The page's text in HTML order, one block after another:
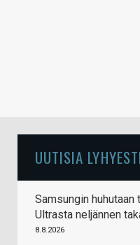
UUTISIA
Samsungin huhutaan
Ultrasta neljännen
8.8.2026